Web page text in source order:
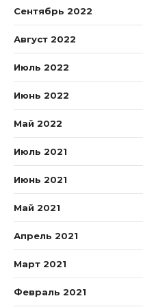
Сентябрь 2022
Август 2022
Июль 2022
Июнь 2022
Май 2022
Июль 2021
Июнь 2021
Май 2021
Апрель 2021
Март 2021
Февраль 2021